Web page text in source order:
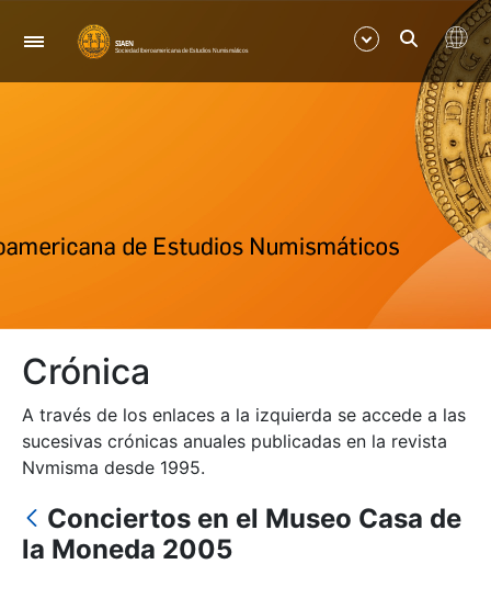
Navegación
Mostrar/Ocultar
Mostrar/Ocultar
Crónica
A través de los enlaces a la izquierda se accede a las
sucesivas crónicas anuales publicadas en la revista
Nvmisma desde 1995.
Conciertos en el Museo Casa de
la Moneda 2005